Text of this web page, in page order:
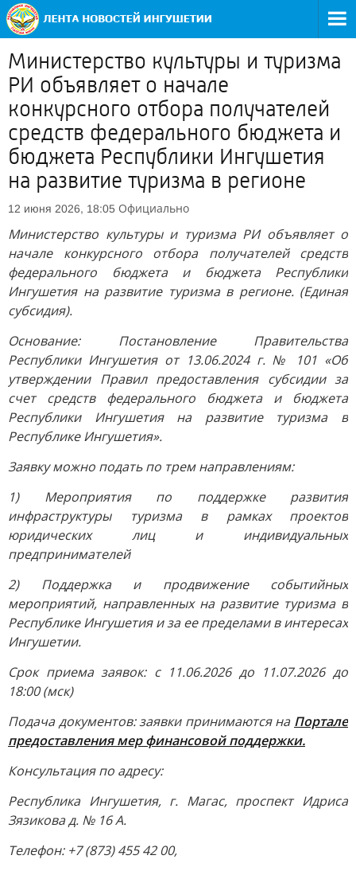
Министерство культуры и туризма
РИ объявляет о начале
конкурсного отбора получателей
средств федерального бюджета и
бюджета Республики Ингушетия
на развитие туризма в регионе
12 июня 2026, 18:05 Официально
Министерство культуры и туризма РИ объявляет о
начале конкурсного отбора получателей средств
федерального бюджета и бюджета Республики
Ингушетия на развитие туризма в регионе. (Единая
субсидия).
Основание: Постановление Правительства
Республики Ингушетия от 13.06.2024 г. № 101 «Об
утверждении Правил предоставления субсидии за
счет средств федерального бюджета и бюджета
Республики Ингушетия на развитие туризма в
Республике Ингушетия».
Заявку можно подать по трем направлениям:
1) Мероприятия по поддержке развития
инфраструктуры туризма в рамках проектов
юридических лиц и индивидуальных
предпринимателей
2) Поддержка и продвижение событийных
мероприятий, направленных на развитие туризма в
Республике Ингушетия и за ее пределами в интересах
Ингушетии.
Срок приема заявок: с 11.06.2026 до 11.07.2026 до
18:00 (мск)
Подача документов: заявки принимаются на Портале
предоставления мер финансовой поддержки.
Консультация по адресу:
Республика Ингушетия, г. Магас, проспект Идриса
Зязикова д. № 16 А.
Телефон: +7 (873) 455 42 00,